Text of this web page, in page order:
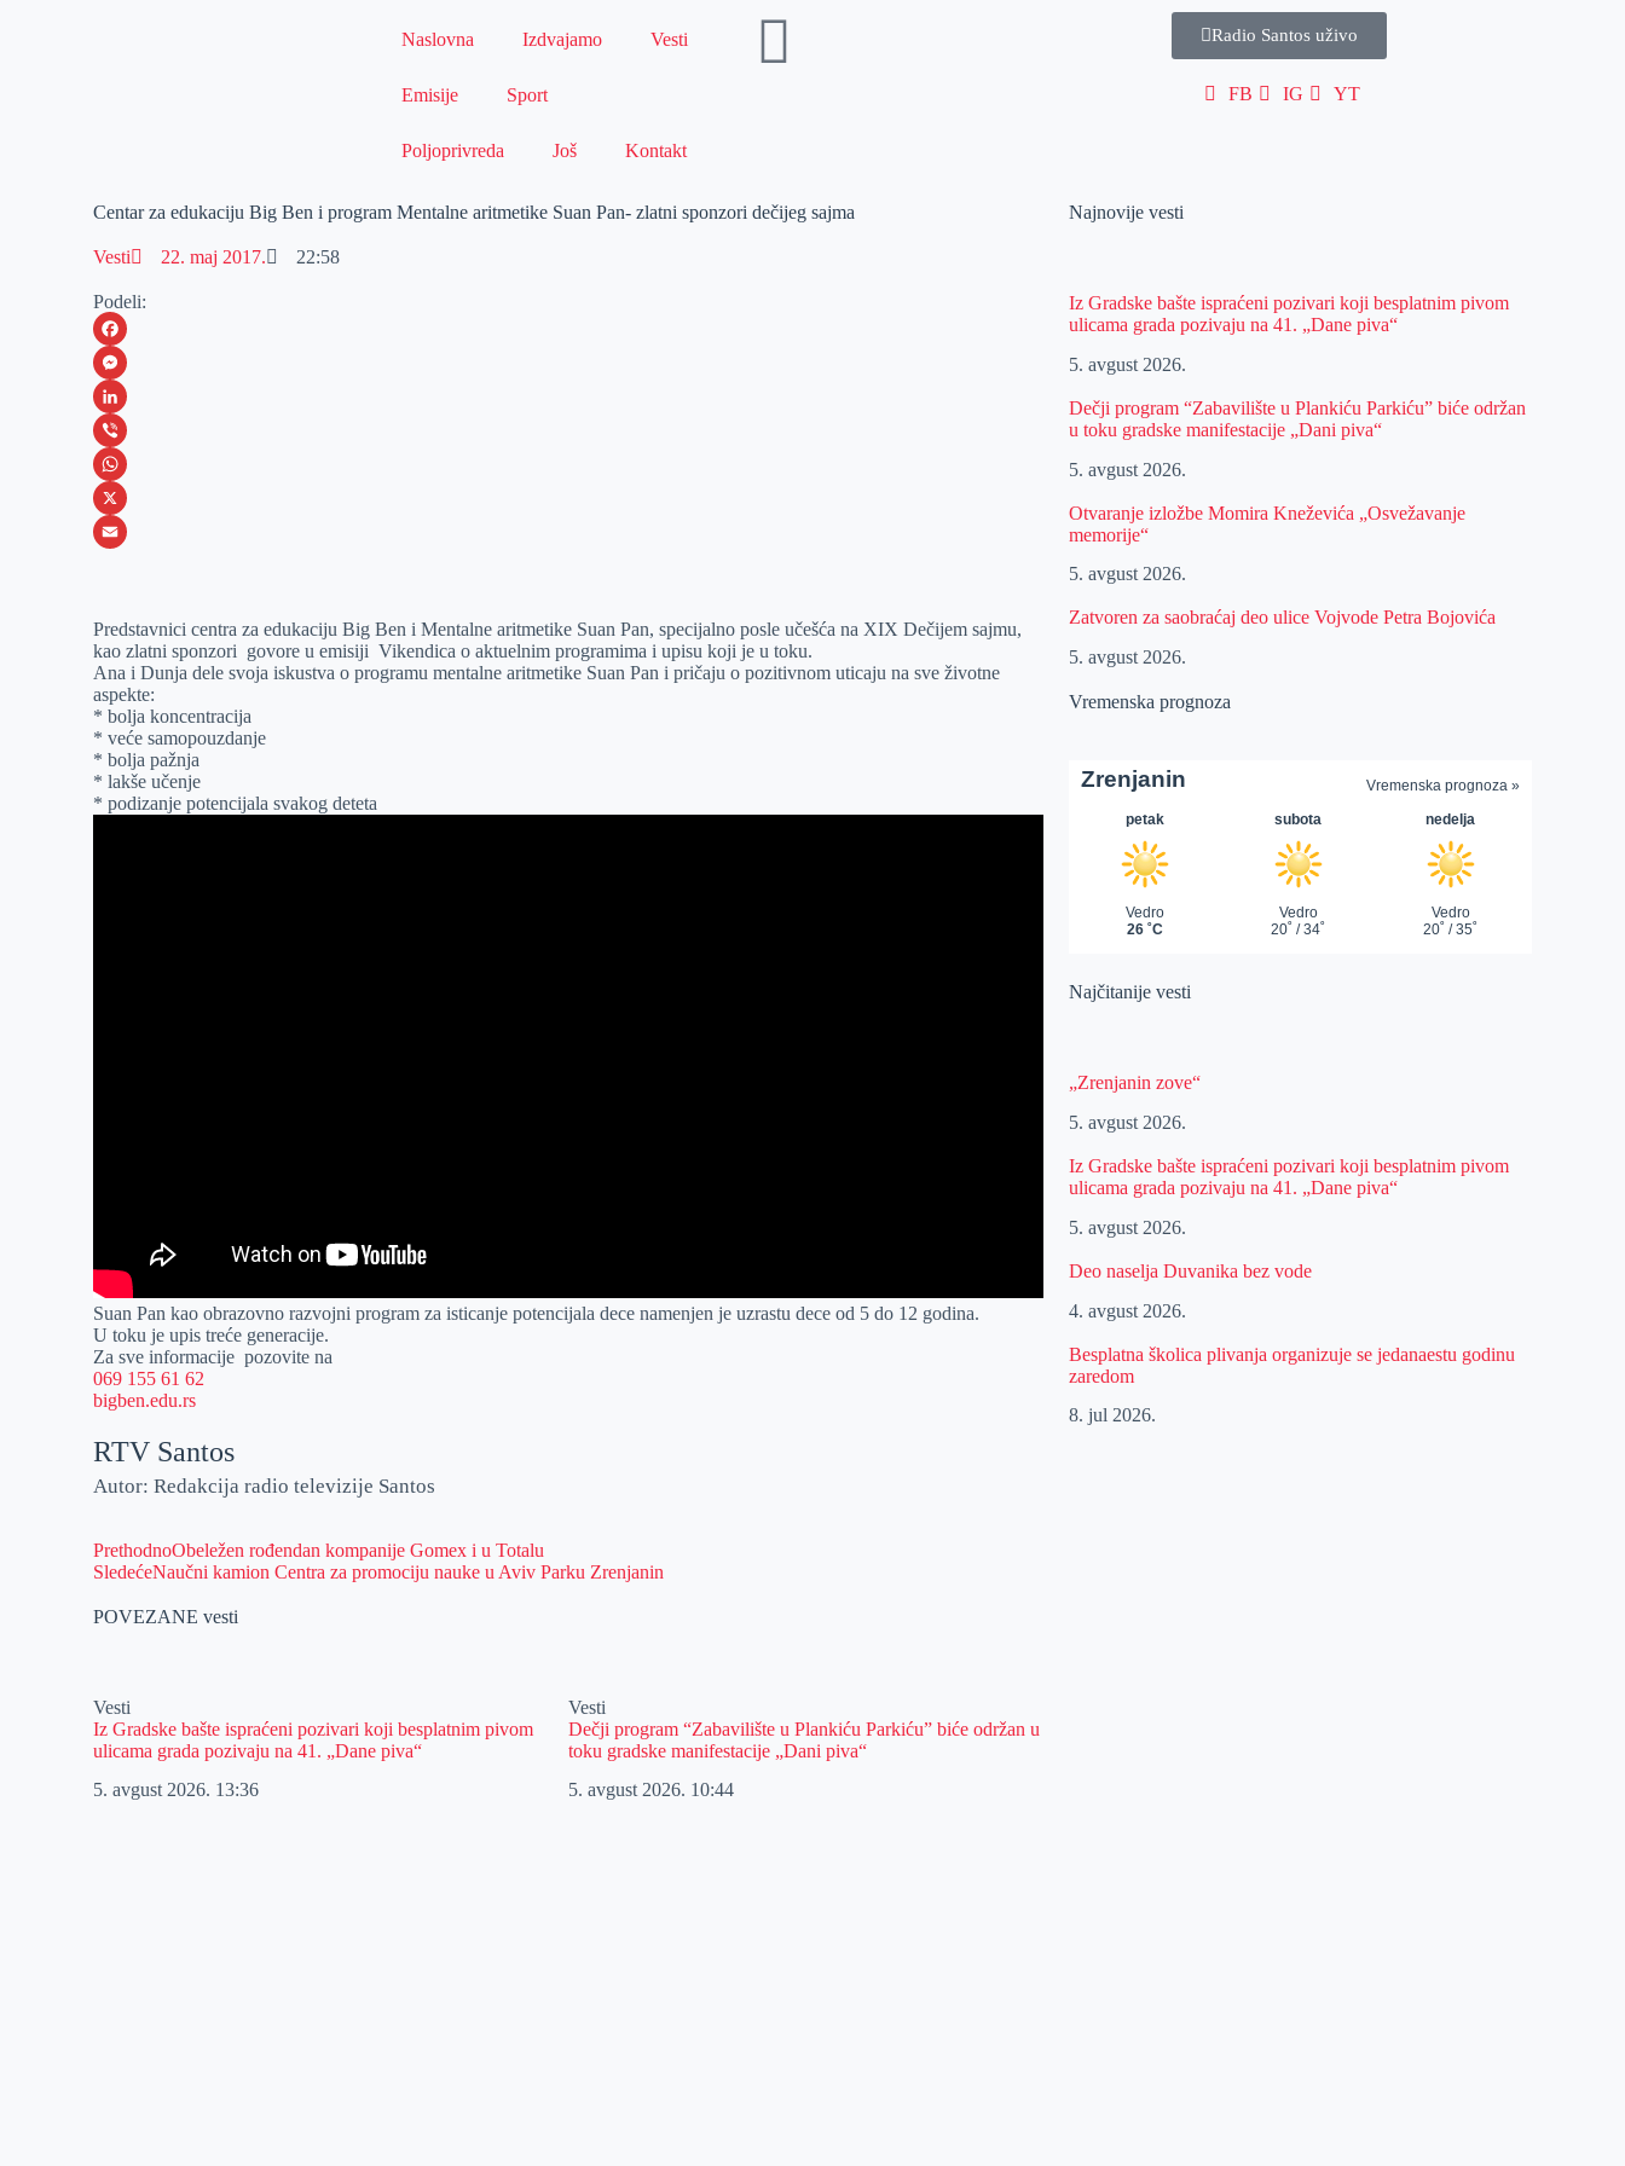
Naslovna Izdvajamo Vesti
Emisije Sport
Poljoprivreda Još Kontakt
Radio Santos uživo
FB IG YT
Centar za edukaciju Big Ben i program Mentalne aritmetike Suan Pan- zlatni sponzori dečijeg sajma
Vesti 22. maj 2017. 22:58
Podeli:
F
a
c
e
b
o
M
e
s
s
e
e
r
L
i
n
k
I
n
V
i
b
W
h
s
A
p
p
X
a
i
l
Predstavnici centra za edukaciju Big Ben i Mentalne aritmetike Suan Pan, specijalno posle učešća na XIX Dečijem sajmu,
kao zlatni sponzori govore u emisiji Vikendica o aktuelnim programima i upisu koji je u toku.
Ana i Dunja dele svoja iskustva o programu mentalne aritmetike Suan Pan i pričaju o pozitivnom uticaju na sve životne
aspekte:
* bolja koncentracija
* veće samopouzdanje
* bolja pažnja
* lakše učenje
* podizanje potencijala svakog deteta
Suan Pan kao obrazovno razvojni program za isticanje potencijala dece namenjen je uzrastu dece od 5 do 12 godina.
U toku je upis treće generacije.
Za sve informacije pozovite na
069 155 61 62
bigben.edu.rs
RTV Santos
Autor: Redakcija radio televizije Santos
PrethodnoObeležen rođendan kompanije Gomex i u Totalu
SledećeNaučni kamion Centra za promociju nauke u Aviv Parku Zrenjanin
POVEZANE vesti
Vesti
Iz Gradske bašte ispraćeni pozivari koji besplatnim pivom
ulicama grada pozivaju na 41. „Dane piva“
5. avgust 2026. 13:36
Vesti
Dečji program “Zabavilište u Plankiću Parkiću” biće održan u
toku gradske manifestacije „Dani piva“
5. avgust 2026. 10:44
Najnovije vesti
Iz Gradske bašte ispraćeni pozivari koji besplatnim pivom
ulicama grada pozivaju na 41. „Dane piva“
5. avgust 2026.
Dečji program “Zabavilište u Plankiću Parkiću” biće održan
u toku gradske manifestacije „Dani piva“
5. avgust 2026.
Otvaranje izložbe Momira Kneževića „Osvežavanje
memorije“
5. avgust 2026.
Zatvoren za saobraćaj deo ulice Vojvode Petra Bojovića
5. avgust 2026.
Vremenska prognoza
Najčitanije vesti
„Zrenjanin zove“
5. avgust 2026.
Iz Gradske bašte ispraćeni pozivari koji besplatnim pivom
ulicama grada pozivaju na 41. „Dane piva“
5. avgust 2026.
Deo naselja Duvanika bez vode
4. avgust 2026.
Besplatna školica plivanja organizuje se jedanaestu godinu
zaredom
8. jul 2026.